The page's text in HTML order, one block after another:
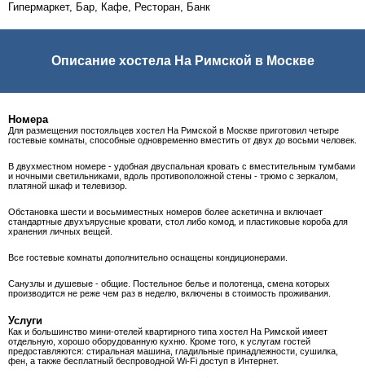
Гипермаркет, Бар, Кафе, Ресторан, Банк
Описание хостела На Римской в Москве
Номера
Для размещения постояльцев хостел На Римской в Москве приготовил четыре
гостевые комнаты, способные одновременно вместить от двух до восьми человек.
В двухместном номере - удобная двуспальная кровать с вместительным тумбами
и ночными светильниками, вдоль противоположной стены - трюмо с зеркалом,
платяной шкаф и телевизор.
Обстановка шести и восьмиместных номеров более аскетична и включает
стандартные двухъярусные кровати, стол либо комод, и пластиковые короба для
хранения личных вещей.
Все гостевые комнаты дополнительно оснащены кондиционерами.
Санузлы и душевые - общие. Постельное белье и полотенца, смена которых
производится не реже чем раз в неделю, включены в стоимость проживания.
Услуги
Как и большинство мини-отелей квартирного типа хостел На Римской имеет
отдельную, хорошо оборудованную кухню. Кроме того, к услугам гостей
предоставляются: стиральная машина, гладильные принадлежности, сушилка,
фен, а также бесплатный беспроводной Wi-Fi доступ в Интернет.